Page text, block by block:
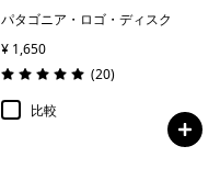
パタゴニア・ロゴ・ディスク
¥ 1,650
評価: 5.0 / 5
(20レビュー
)
比較